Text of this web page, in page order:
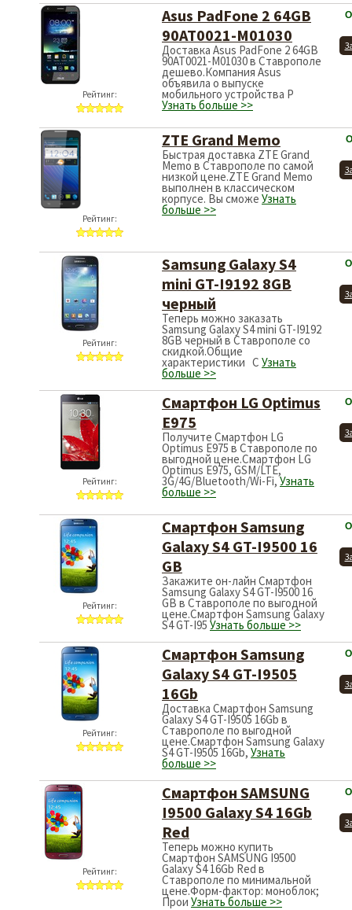
Рейтинг:
Asus PadFone 2 64GB
90AT0021-M01030
Доставка Asus PadFone 2 64GB
90AT0021-M01030 в Ставрополе
дешево.Компания Asus
объявила о выпуске
мобильного устройства P
Узнать больше >>
Рейтинг:
ZTE Grand Memo
Быстрая доставка ZTE Grand
Memo в Ставрополе по самой
низкой цене.ZTE Grand Memo
выполнен в классическом
корпусе. Вы сможе Узнать
больше >>
Рейтинг:
Samsung Galaxy S4
mini GT-I9192 8GB
черный
Теперь можно заказать
Samsung Galaxy S4 mini GT-I9192
8GB черный в Ставрополе со
скидкой.Общие
характеристики С Узнать
больше >>
Рейтинг:
Смартфон LG Optimus
E975
Получите Смартфон LG
Optimus E975 в Ставрополе по
выгодной цене.Смартфон LG
Optimus E975, GSM/LTE,
3G/4G/Bluetooth/Wi-Fi,Узнать
больше >>
Рейтинг:
Смартфон Samsung
Galaxy S4 GT-I9500 16
GB
Закажите он-лайн Смартфон
Samsung Galaxy S4 GT-I9500 16
GB в Ставрополе по выгодной
цене.Смартфон Samsung Galaxy
S4 GT-I95 Узнать больше >>
Рейтинг:
Смартфон Samsung
Galaxy S4 GT-I9505
16Gb
Доставка Смартфон Samsung
Galaxy S4 GT-I9505 16Gb в
Ставрополе по выгодной
цене.Смартфон Samsung Galaxy
S4 GT-I9505 16Gb, Узнать
больше >>
Рейтинг:
Смартфон SAMSUNG
I9500 Galaxy S4 16Gb
Red
Теперь можно купить
Смартфон SAMSUNG I9500
Galaxy S4 16Gb Red в
Ставрополе по минимальной
цене.Форм-фактор: моноблок;
Прои Узнать больше >>